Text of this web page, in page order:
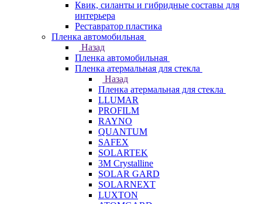
Квик, силанты и гибридные составы для
интерьера
Реставратор пластика
Пленка автомобильная
Назад
Пленка автомобильная
Пленка атермальная для стекла
Назад
Пленка атермальная для стекла
LLUMAR
PROFILM
RAYNO
QUANTUM
SAFEX
SOLARTEK
3M Crystalline
SOLAR GARD
SOLARNEXT
LUXTON